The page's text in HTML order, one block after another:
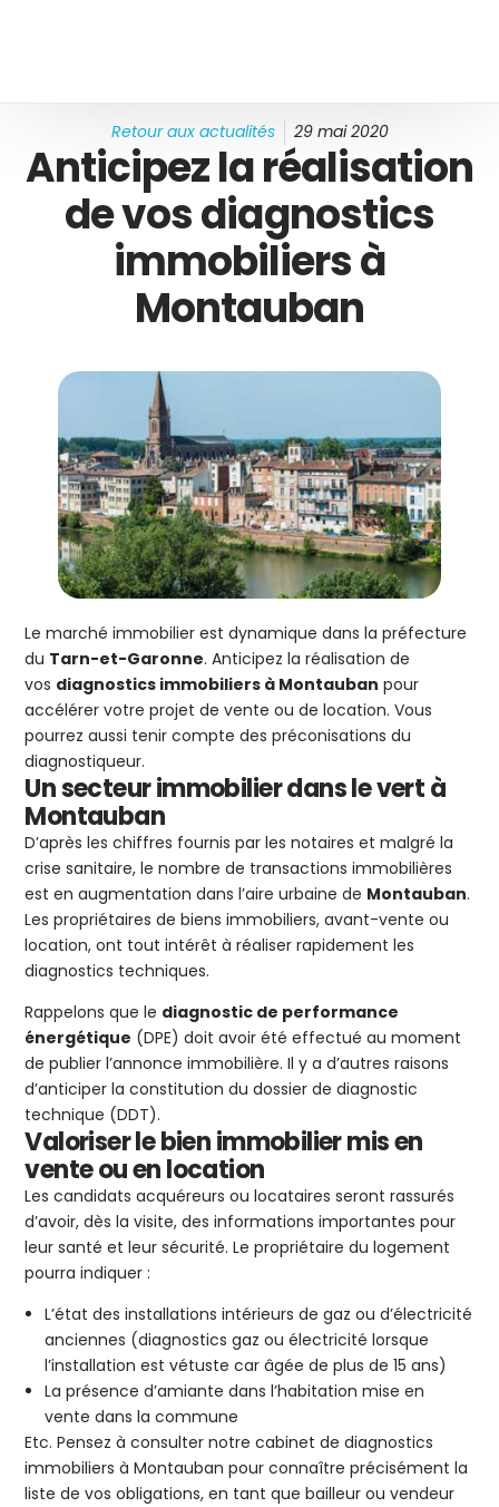
Retour aux actualités 29 mai 2020
Anticipez la réalisation
de vos diagnostics
immobiliers à
Montauban
Le marché immobilier est dynamique dans la préfecture
du Tarn-et-Garonne. Anticipez la réalisation de
vos diagnostics immobiliers à Montauban pour
accélérer votre projet de vente ou de location. Vous
pourrez aussi tenir compte des préconisations du
diagnostiqueur.
Un secteur immobilier dans le vert à
Montauban
D’après les chiffres fournis par les notaires et malgré la
crise sanitaire, le nombre de transactions immobilières
est en augmentation dans l’aire urbaine de Montauban.
Les propriétaires de biens immobiliers, avant-vente ou
location, ont tout intérêt à réaliser rapidement les
diagnostics techniques.
Rappelons que le diagnostic de performance
énergétique (DPE) doit avoir été effectué au moment
de publier l’annonce immobilière. Il y a d’autres raisons
d’anticiper la constitution du dossier de diagnostic
technique (DDT).
Valoriser le bien immobilier mis en
vente ou en location
Les candidats acquéreurs ou locataires seront rassurés
d’avoir, dès la visite, des informations importantes pour
leur santé et leur sécurité. Le propriétaire du logement
pourra indiquer :
L’état des installations intérieurs de gaz ou d’électricité
anciennes (diagnostics gaz ou électricité lorsque
l’installation est vétuste car âgée de plus de 15 ans)
La présence d’amiante dans l’habitation mise en
vente dans la commune
Etc. Pensez à consulter notre cabinet de diagnostics
immobiliers à Montauban pour connaître précisément la
liste de vos obligations, en tant que bailleur ou vendeur